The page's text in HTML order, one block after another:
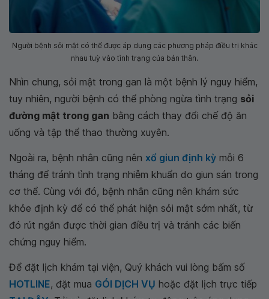
Người bệnh sỏi mật có thể được áp dụng các phương pháp điều trị khác
nhau tuỳ vào tình trạng của bản thân.
Nhìn chung, sỏi mật trong gan là một bệnh lý nguy hiểm,
tuy nhiên, người bệnh có thể phòng ngừa tình trạng sỏi
đường mật trong gan bằng cách thay đổi chế độ ăn
uống và tập thể thao thường xuyên.
Ngoài ra, bệnh nhân cũng nên xổ giun định kỳ mỗi 6
tháng để tránh tình trạng nhiễm khuẩn do giun sán trong
cơ thể. Cùng với đó, bệnh nhân cũng nên khám sức
khỏe định kỳ để có thể phát hiện sỏi mật sớm nhất, từ
đó rút ngắn được thời gian điều trị và tránh các biến
chứng nguy hiểm.
Để đặt lịch khám tại viện, Quý khách vui lòng bấm số
HOTLINE, đặt mua GÓI DỊCH VỤ hoặc đặt lịch trực tiếp